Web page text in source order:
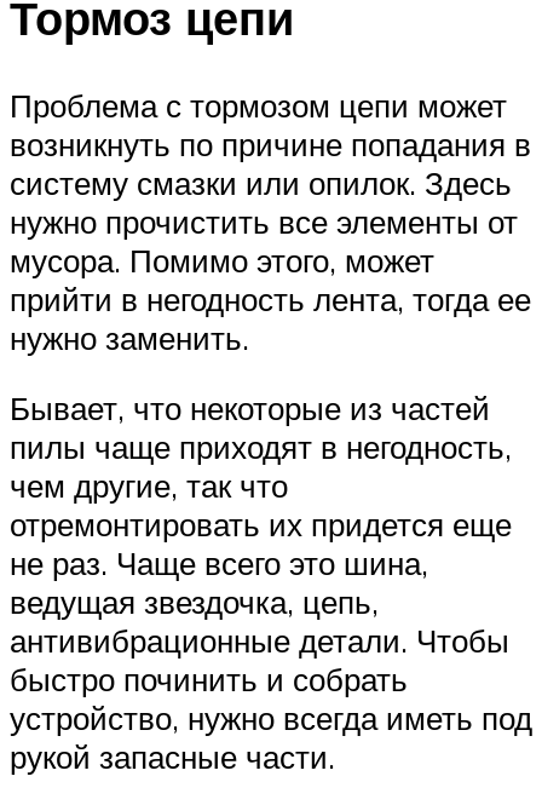
Тормоз цепи
Проблема с тормозом цепи может
возникнуть по причине попадания в
систему смазки или опилок. Здесь
нужно прочистить все элементы от
мусора. Помимо этого, может
прийти в негодность лента, тогда ее
нужно заменить.
Бывает, что некоторые из частей
пилы чаще приходят в негодность,
чем другие, так что
отремонтировать их придется еще
не раз. Чаще всего это шина,
ведущая звездочка, цепь,
антивибрационные детали. Чтобы
быстро починить и собрать
устройство, нужно всегда иметь под
рукой запасные части.